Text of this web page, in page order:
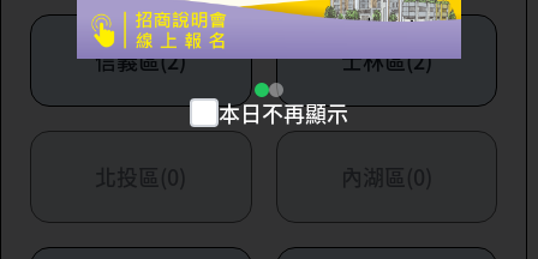
信義區(2) 士林區(2)
北投區(0) 內湖區(0)
本日不再顯示